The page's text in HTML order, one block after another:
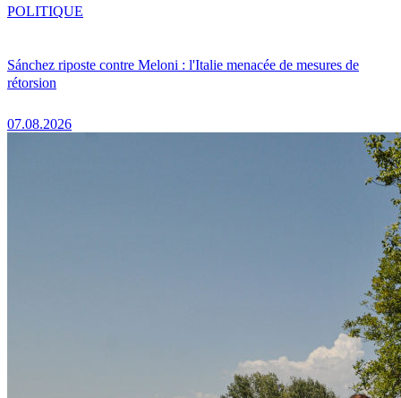
Sánchez riposte contre Meloni : l'Italie menacée de mesures de
rétorsion
07.08.2026
POLITIQUE